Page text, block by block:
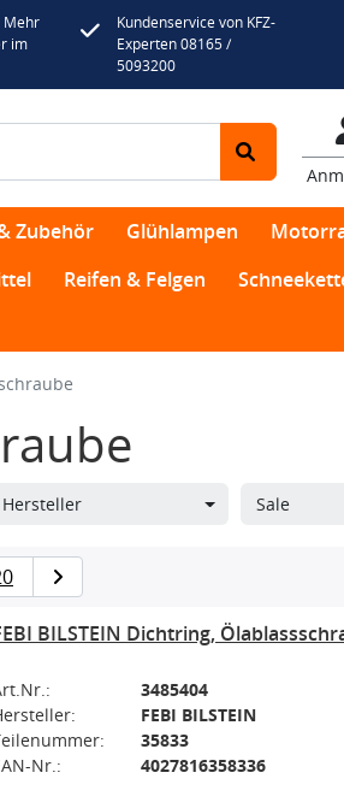
Mehr
im
Kundenservice von KFZ-
Experten 08165 /
5093200
Zubehör Glühlampen
Reifen & Felgen
Hersteller Sale
BILSTEIN Dichtring,
3485404
FEBI BILSTEIN
35833
Nr.:
4027816358336